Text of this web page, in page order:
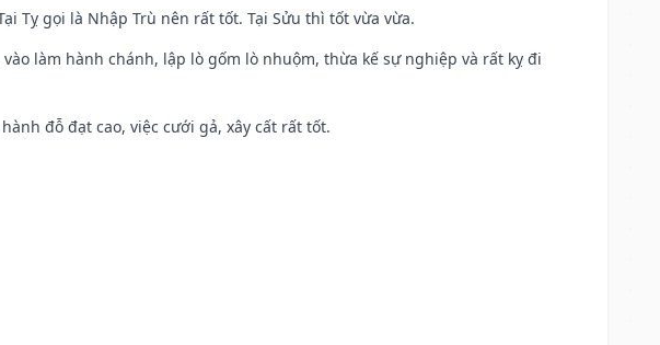
Tỵ gọi là Nhập Trù nên rất tốt. Tại Sửu thì tốt vừa vừa.
làm hành chánh, lập lò gốm lò nhuộm, thừa kế sự nghiệp và rất kỵ đi
đỗ đạt cao, việc cưới gả, xây cất rất tốt.